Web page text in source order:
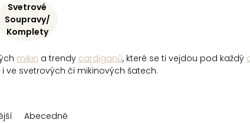
mikin a trendy cardiganů, které se ti vejdou pod každý
ve svetrových či mikinových šatech.
Svetrové
Soupravy/
Komplety
Abecedně